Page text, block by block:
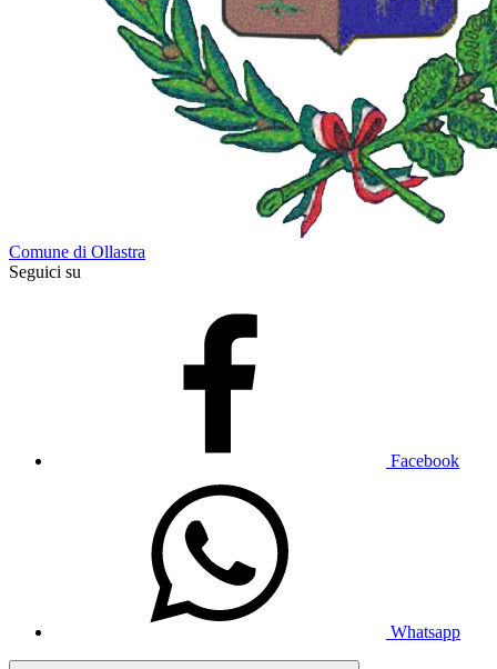
Comune di Ollastra
Seguici su
Facebook
Whatsapp